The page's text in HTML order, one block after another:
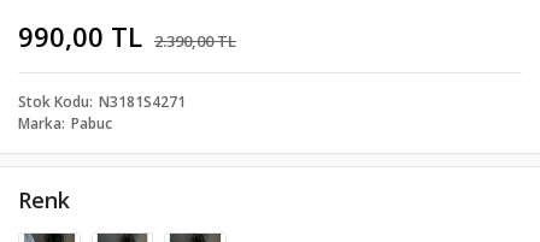
990,00 TL 2.390,00 TL
Stok Kodu N3181S4271
Marka Pabuc
Renk